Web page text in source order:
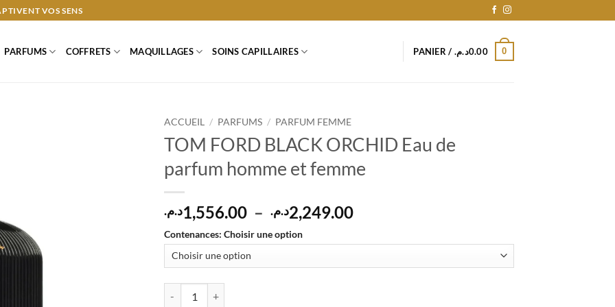
VOS SENS
PARFUMS COFFRETS MAQUILLAGES SOINS CAPILLAIRES PANIER / 0.00د.م. 0
ACCUEIL / PARFUMS / PARFUM FEMME
TOM FORD BLACK ORCHID Eau de
parfum homme et femme
1,556.00د.م. – 2,249.00د.م.
Plage
prix :
Contenances: Choisir une option